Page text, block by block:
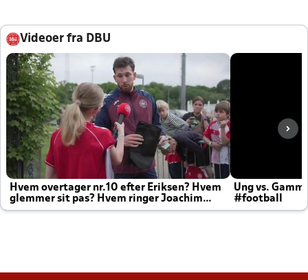
Videoer fra DBU
Hvem overtager nr.10 efter Eriksen? Hvem
glemmer sit pas? Hvem ringer Joachim
altid til efter kampe?
Ung vs.
#football